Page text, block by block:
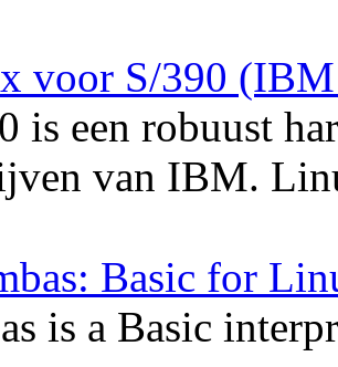
voor S/390 (IBM
is een robuust
van IBM.
Basic for
is a Basic